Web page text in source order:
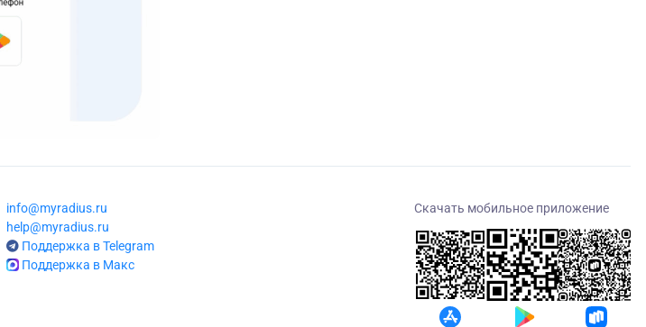
info@myradius.ru
help@myradius.ru
Поддержка в Telegram
Поддержка в Макс
Скачать мобильное приложение